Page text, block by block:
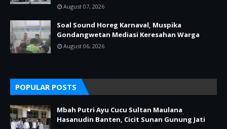
August 07, 2026
Soal Sound Horeg Karnaval, Muspika
Gondangwetan Mediasi Keresahan Warga
August 06, 2026
POPULAR POSTS
Mbah Putri Ayu Cucu Sultan Maulana
Hasanudin Banten, Cicit Sunan Gunung Jati